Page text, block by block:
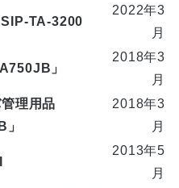
TA-3200
2022年3
月
」
2018年3
月
理用品
2018年3
月
2013年5
月